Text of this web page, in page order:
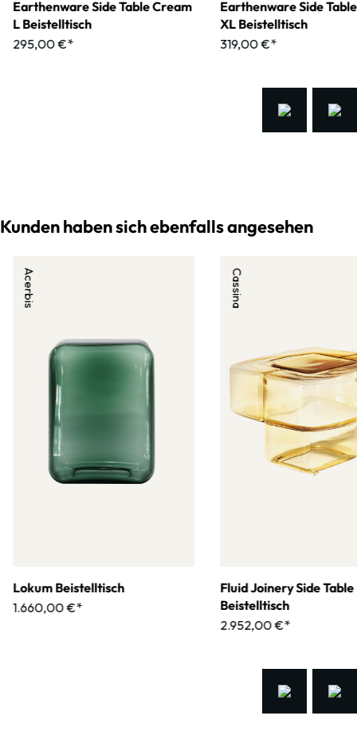
Earthenware Side Table Cream
L Beistelltisch
295,00 €*
Earthenware Side
XL Beistelltisch
319,00 €*
Kunden haben sich ebenfalls angesehen
Acerbis
Lokum Beistelltisch
1.660,00 €*
Cassina
Fluid Joinery Side Table
Beistelltisch
2.952,00 €*